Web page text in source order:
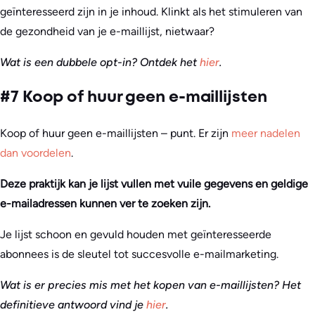
geïnteresseerd zijn in je inhoud. Klinkt als het stimuleren van
de gezondheid van je e-maillijst, nietwaar?
Wat is een dubbele opt-in? Ontdek het hier.
#7 Koop of huur geen e-maillijsten
Koop of huur geen e-maillijsten – punt. Er zijn meer nadelen
dan voordelen.
Deze praktijk kan je lijst vullen met vuile gegevens en geldige
e-mailadressen kunnen ver te zoeken zijn.
Je lijst schoon en gevuld houden met geïnteresseerde
abonnees is de sleutel tot succesvolle e-mailmarketing.
Wat is er precies mis met het kopen van e-maillijsten? Het
definitieve antwoord vind je hier.